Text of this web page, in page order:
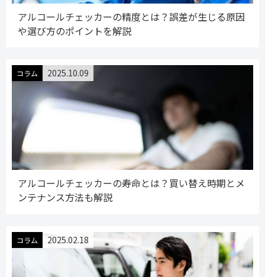
アルコールチェッカーの精度とは？誤差が生じる原因
や選び方のポイントを解説
コラム 2025.10.09
アルコールチェッカーの寿命とは？買い替え時期とメ
ンテナンス方法も解説
コラム 2025.02.18